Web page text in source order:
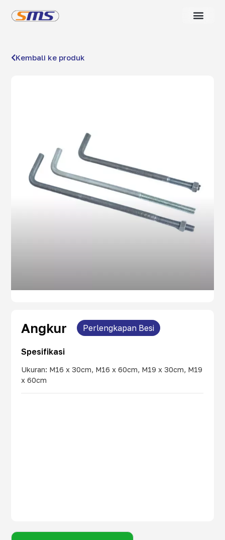
Kembali ke produk
Angkur Perlengkapan Besi
Spesifikasi
Ukuran: M16 x 30cm, M16 x 60cm, M19 x 30cm, M19
x 60cm